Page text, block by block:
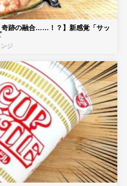
奇跡の融合……！？】新感覚「サッ
ジ